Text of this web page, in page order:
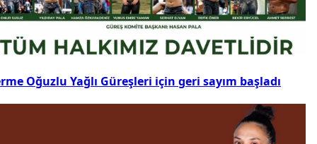
Oğuzlu Yağlı Güreşleri için geri sayım başladı